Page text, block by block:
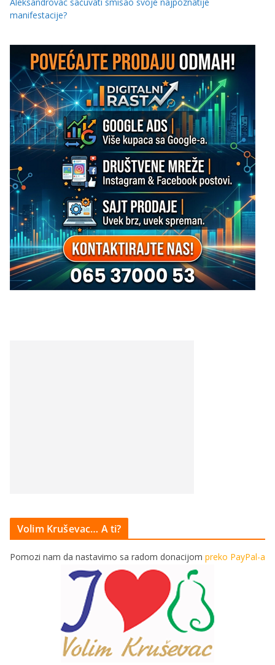
Aleksandrovac sačuvati smisao svoje najpoznatije
manifestacije?
Volim Kruševac… A ti?
Pomozi nam da nastavimo sa radom donacijom preko PayPal-a